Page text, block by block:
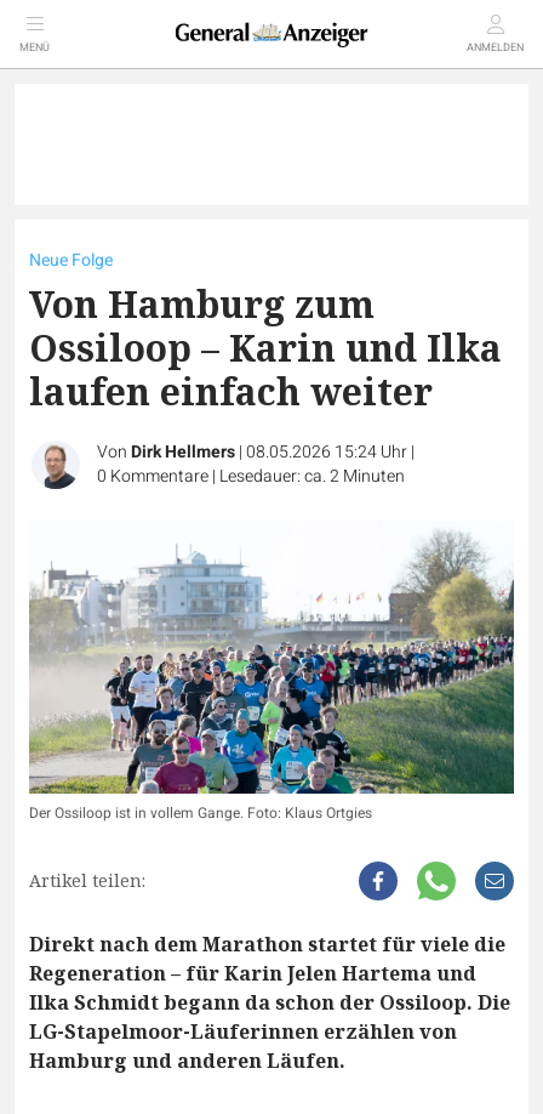
MENÜ ANMELDEN
Neue Folge
Von Hamburg zum
Ossiloop – Karin und Ilka
laufen einfach weiter
VonDirk Hellmers|08.05.2026 15:24 Uhr|
0 Kommentare| Lesedauer: ca. 2 Minuten
Der Ossiloop ist in vollem Gange. Foto: Klaus Ortgies
Artikel teilen:
Direkt nach dem Marathon startet für viele die
Regeneration – für Karin Jelen Hartema und
Ilka Schmidt begann da schon der Ossiloop. Die
LG-Stapelmoor-Läuferinnen erzählen von
Hamburg und anderen Läufen.